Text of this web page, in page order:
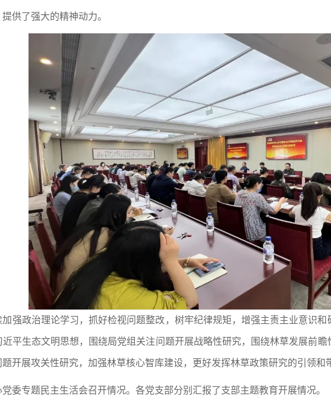
供了强大的精神动力。
强政治理论学习，抓好检视问题整改，树牢纪律规矩，增强主责主业意识
平生态文明思想，围绕局党组关注问题开展战略性研究，围绕林草发展前
开展攻关性研究，加强林草核心智库建设，更好发挥林草政策研究的引领和
委专题民主生活会召开情况。各党支部分别汇报了支部主题教育开展情况。